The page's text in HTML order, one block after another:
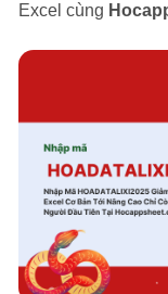
Excel cùng